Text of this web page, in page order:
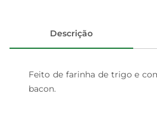
Descrição
Feito de farinha de trigo e
bacon.